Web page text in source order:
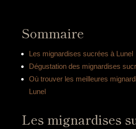
Sommaire
Les mignardises sucrées à Lunel
Dégustation des mignardises
Où trouver les meilleures
Lunel
Les mignardises